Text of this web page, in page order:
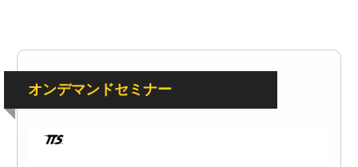
オンデマンドセミナー